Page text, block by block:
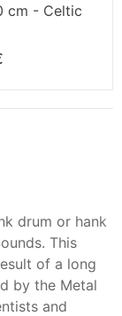
cm - Celtic
drum or hank
This
of a long
by the Metal
and